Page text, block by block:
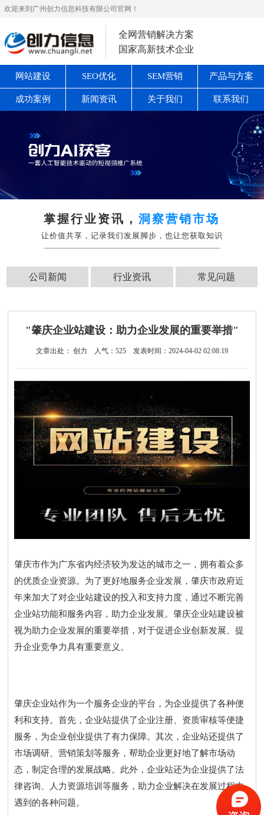
欢迎来到广州创力信息科技有限公司官网！
全网营销解决方案
国家高新技术企业
网站建设 SEO优化 SEM营销 产品与方案
成功案例 新闻资讯 关于我们 联系我们
掌握行业资讯，洞察营销市场
让价值共享，记录我们发展脚步，也让您获取知识
公司新闻 行业资讯 常见问题
"肇庆企业站建设：助力企业发展的重要举措"
文章出处： 创力 人气： 525 发表时间：2024-04-02 02:08:19
肇庆市作为广东省内经济较为发达的城市之一，拥有着众多
的优质企业资源。为了更好地服务企业发展，肇庆市政府近
年来加大了对企业站建设的投入和支持力度，通过不断完善
企业站功能和服务内容，助力企业发展。肇庆企业站建设被
视为助力企业发展的重要举措，对于促进企业创新发展、提
升企业竞争力具有重要意义。
肇庆企业站作为一个服务企业的平台，为企业提供了各种便
利和支持。首先，企业站提供了企业注册、资质审核等便捷
服务，为企业创业提供了有力保障。其次，企业站还提供了
市场调研、营销策划等服务，帮助企业更好地了解市场动
态，制定合理的发展战略。此外，企业站还为企业提供了法
律咨询、人力资源培训等服务，助力企业解决在发展过程中
遇到的各种问题。